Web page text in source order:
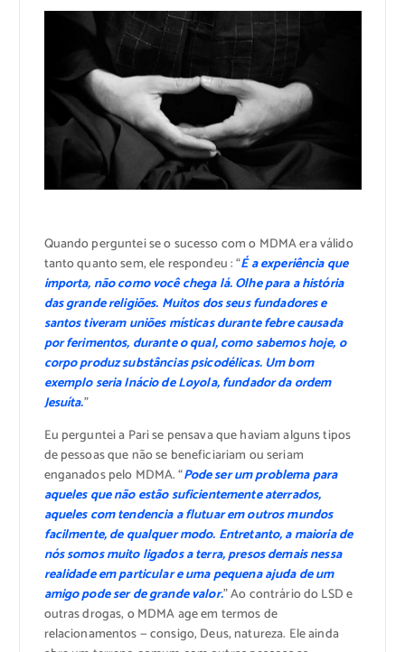
Quando perguntei se o sucesso com o MDMA era válido
tanto quanto sem, ele respondeu : “É a experiência que
importa, não como você chega lá. Olhe para a história
das grande religiões. Muitos dos seus fundadores e
santos tiveram uniões místicas durante febre causada
por ferimentos, durante o qual, como sabemos hoje, o
corpo produz substâncias psicodélicas. Um bom
exemplo seria Inácio de Loyola, fundador da ordem
Jesuíta.”
Eu perguntei a Pari se pensava que haviam alguns tipos
de pessoas que não se beneficiariam ou seriam
enganados pelo MDMA. “Pode ser um problema para
aqueles que não estão suficientemente aterrados,
aqueles com tendencia a flutuar em outros mundos
facilmente, de qualquer modo. Entretanto, a maioria de
nós somos muito ligados a terra, presos demais nessa
realidade em particular e uma pequena ajuda de um
amigo pode ser de grande valor.” Ao contrário do LSD e
outras drogas, o MDMA age em termos de
relacionamentos — consigo, Deus, natureza. Ele ainda